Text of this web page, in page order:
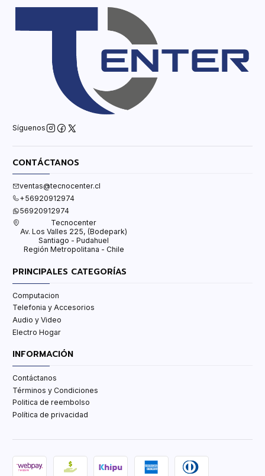
Síguenos
CONTÁCTANOS
ventas@tecnocenter.cl
+56920912974
56920912974
Tecnocenter
Av. Los Valles 225, (Bodepark)
Santiago - Pudahuel
Región Metropolitana - Chile
PRINCIPALES CATEGORÍAS
Computacion
Telefonia y Accesorios
Audio y Video
Electro Hogar
INFORMACIÓN
Contáctanos
Términos y Condiciones
Politica de reembolso
Política de privacidad